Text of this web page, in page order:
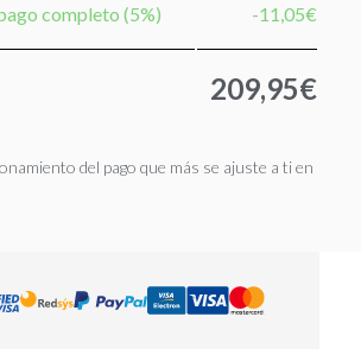
completo (5%) -11,05€
209,95€
del pago que más se ajuste a ti en